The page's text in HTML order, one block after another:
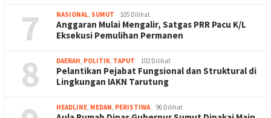
7 NASIONAL, SUMUT 105 Dilihat
Anggaran Mulai Mengalir, Satgas PRR Pacu K/L
Eksekusi Pemulihan Permanen
8 DAERAH, POLITIK, TAPUT 102 Dilihat
Pelantikan Pejabat Fungsional dan Struktural di
Lingkungan IAKN Tarutung
HEADLINE, MEDAN, PERISTIWA 96 Dilihat